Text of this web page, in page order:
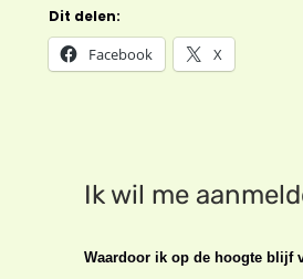
Dit delen:
Facebook X
Ik wil me
Waardoor ik op de hoogte blijf